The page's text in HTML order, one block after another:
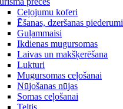
Ceļojumu koferi
Ēšanas, dzeršanas piederumi
Guļammaisi
Ikdienas mugursomas
Laivas un makšķerēšana
Lukturi
Mugursomas ceļošanai
Nūjošanas nūjas
Somas ceļošanai
Teltis